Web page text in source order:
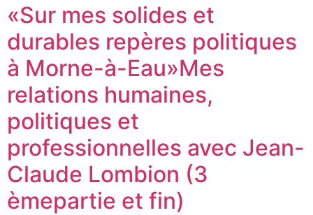
«Sur mes solides et
durables repères politiques
à Morne-à-Eau»Mes
relations humaines,
politiques et
professionnelles avec Jean-
Claude Lombion (3
èmepartie et fin)